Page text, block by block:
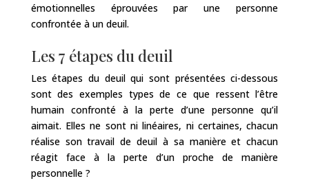
émotionnelles éprouvées par une personne
confrontée à un deuil.
Les 7 étapes du deuil
Les étapes du deuil qui sont présentées ci-dessous
sont des exemples types de ce que ressent l’être
humain confronté à la perte d’une personne qu’il
aimait. Elles ne sont ni linéaires, ni certaines, chacun
réalise son travail de deuil à sa manière et chacun
réagit face à la perte d’un proche de manière
personnelle ?